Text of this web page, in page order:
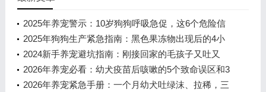
2025年养宠警示：10岁狗狗呼吸急促，这6个危险信
号必须立即排查！
2025年狗狗生产紧急指南：黑色果冻物出现后的4小
时黄金抢救期
2024新手养宠避坑指南：刚接回家的毛孩子又吐又
拉，这6件事千万别做！
2026年养宠必看：幼犬疫苗后咳嗽的5个致命误区和3
步急救方案
2026年养宠紧急手册：一个月幼犬吐绿沫、拉稀，三